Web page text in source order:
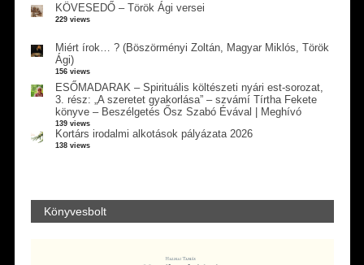
KÖVESEDŐ – Török Ági versei
229 views
Miért írok… ? (Böszörményi Zoltán, Magyar Miklós, Török
Ági)
156 views
ESŐMADARAK – Spirituális költészeti nyári est-sorozat,
3. rész: „A szeretet gyakorlása” – szvámí Tírtha Fekete
könyve – Beszélgetés Ősz Szabó Évával | Meghívó
139 views
Kortárs irodalmi alkotások pályázata 2026
138 views
Könyvesbolt